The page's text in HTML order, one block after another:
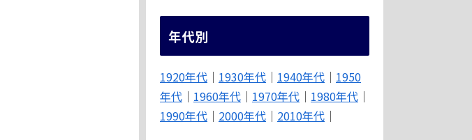
年代別
1920年代 ｜ 1930年代 ｜ 1940年代 ｜ 1950
年代 ｜ 1960年代 ｜ 1970年代 ｜ 1980年代 ｜
1990年代 ｜ 2000年代 ｜ 2010年代 ｜